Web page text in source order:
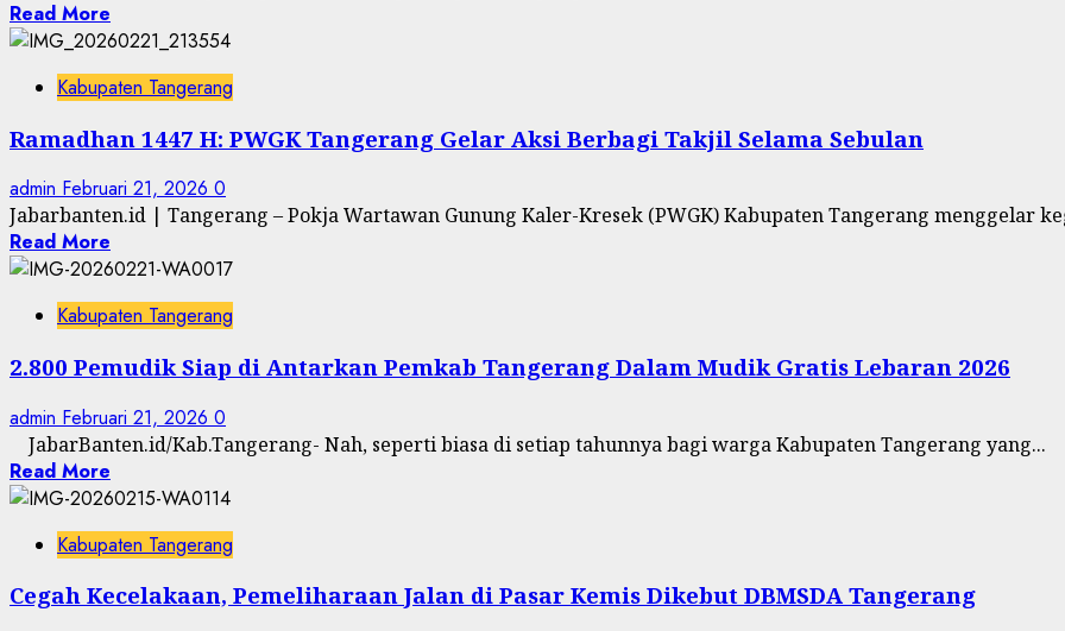
Read More
Kabupaten Tangerang
Ramadhan 1447 H: PWGK Tangerang Gelar Aksi Berbagi Takjil Selama Sebulan
admin Februari 21, 2026 0
Jabarbanten.id | Tangerang – Pokja Wartawan Gunung Kaler-Kresek (PWGK) Kabupaten Tangerang menggelar
Read More
Kabupaten Tangerang
2.800 Pemudik Siap di Antarkan Pemkab Tangerang Dalam Mudik Gratis Lebaran 2026
admin Februari 21, 2026 0
JabarBanten.id/Kab.Tangerang- Nah, seperti biasa di setiap tahunnya bagi warga Kabupaten Tangerang yang...
Read More
Kabupaten Tangerang
Cegah Kecelakaan, Pemeliharaan Jalan di Pasar Kemis Dikebut DBMSDA Tangerang